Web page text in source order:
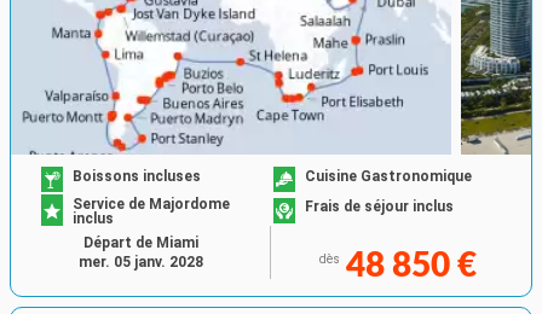
Boissons incluses
Cuisine Gastronomique
Service de Majordome
inclus
Frais de séjour inclus
dès 48 850 €
Départ de Miami
mer. 05 janv. 2028